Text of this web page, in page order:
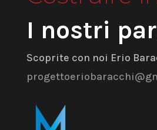
I nostri
Scoprite con noi Erio